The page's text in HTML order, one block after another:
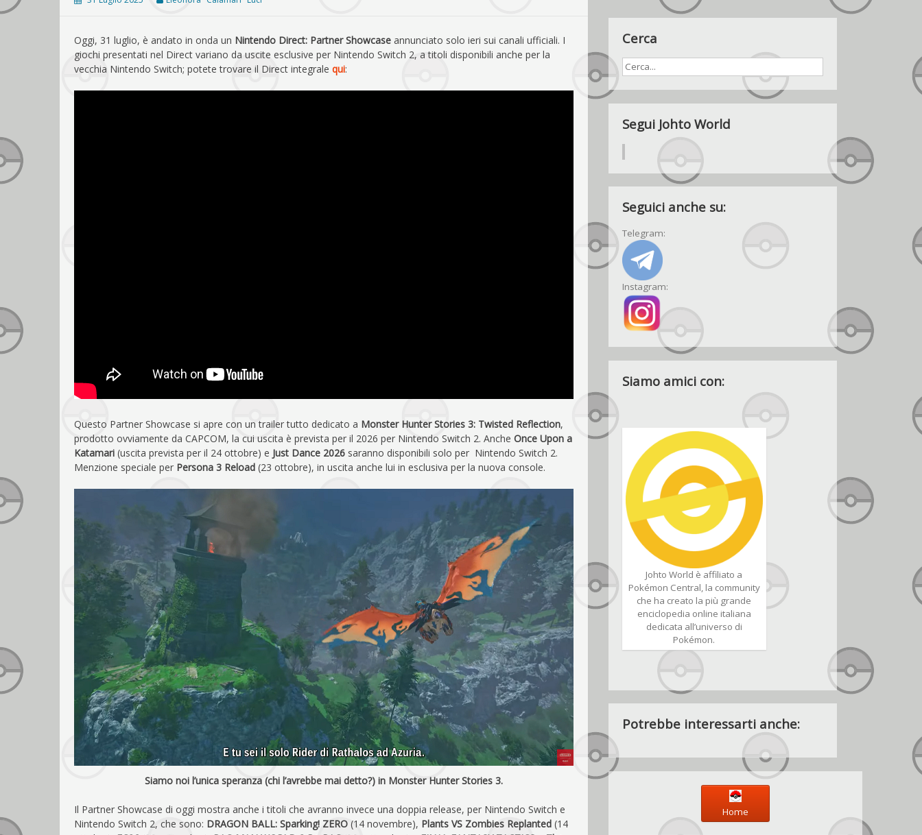
Oggi, 31 luglio, è andato in onda un Nintendo Direct: Partner Showcase annunciato solo ieri sui canali ufficiali. I
giochi presentati nel Direct variano da uscite esclusive per Nintendo Switch 2, a titoli disponibili anche per la
vecchia Nintendo Switch; potete trovare il Direct integrale qui:
Questo Partner Showcase si apre con un trailer tutto dedicato a Monster Hunter Stories 3: Twisted Reflection,
prodotto ovviamente da CAPCOM, la cui uscita è prevista per il 2026 per Nintendo Switch 2. Anche Once Upon a
Katamari (uscita prevista per il 24 ottobre) e Just Dance 2026 saranno disponibili solo per Nintendo Switch 2.
Menzione speciale per Persona 3 Reload (23 ottobre), in uscita anche lui in esclusiva per la nuova console.
Siamo noi l’unica speranza (chi l’avrebbe mai detto?) in Monster Hunter Stories 3.
Il Partner Showcase di oggi mostra anche i titoli che avranno invece una doppia release, per Nintendo Switch e
Nintendo Switch 2, che sono: DRAGON BALL: Sparking! ZERO (14 novembre), Plants VS Zombies Replanted (14
Cerca
Segui Johto World
Seguici anche su:
Telegram:
Instagram:
Siamo amici con:
Johto World è affiliato a
Pokémon Central, la community
che ha creato la più grande
enciclopedia online italiana
dedicata all’universo di
Pokémon.
Potrebbe interessarti anche:
Home